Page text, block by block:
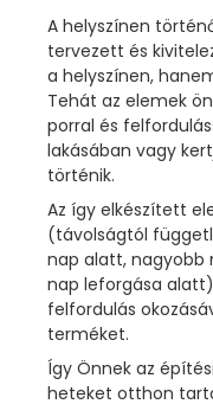
A helyszínen
tervezett és
a helyszínen,
Tehát az elemek
porral és
lakásában vagy
történik.
Az így elkészített
(távolságtól
nap alatt, nagyobb
nap leforgása
felfordulás
terméket.
Így Önnek az
heteket otthon